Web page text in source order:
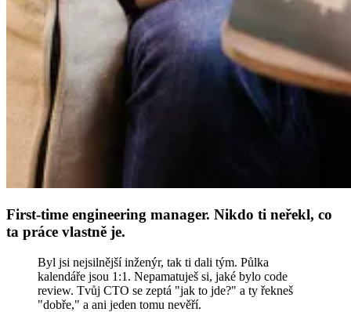
First-time engineering manager. Nikdo ti neřekl, co
ta práce vlastně je.
Byl jsi nejsilnější inženýr, tak ti dali tým. Půlka
kalendáře jsou 1:1. Nepamatuješ si, jaké bylo code
review. Tvůj CTO se zeptá "jak to jde?" a ty řekneš
"dobře," a ani jeden tomu nevěří.